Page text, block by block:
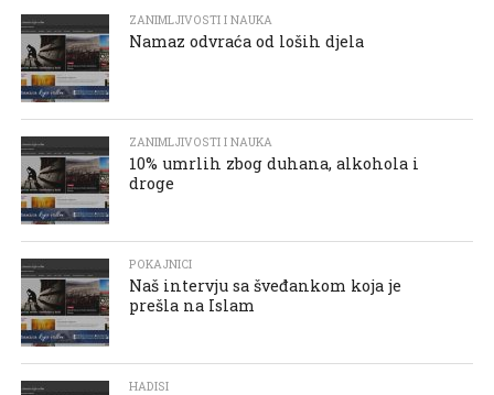
ZANIMLJIVOSTI I NAUKA
Namaz odvraća od loših djela
ZANIMLJIVOSTI I NAUKA
10% umrlih zbog duhana, alkohola i
droge
POKAJNICI
Naš intervju sa šveđankom koja je
prešla na Islam
HADISI